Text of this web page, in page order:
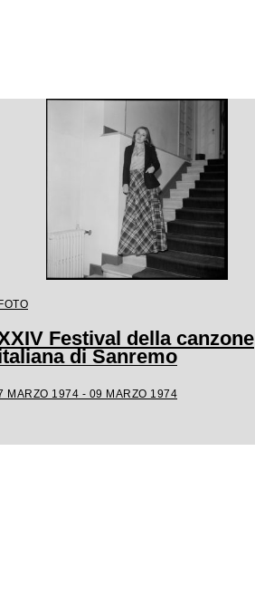
Festival della canzone
di Sanremo
MARZO 1974 - 09 MARZO 1974